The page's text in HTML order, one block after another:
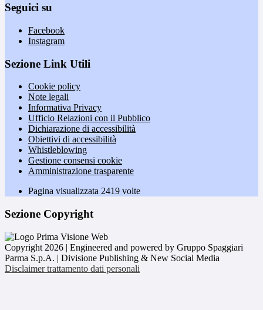
Seguici su
Facebook
Instagram
Sezione Link Utili
Cookie policy
Note legali
Informativa Privacy
Ufficio Relazioni con il Pubblico
Dichiarazione di accessibilità
Obiettivi di accessibilità
Whistleblowing
Gestione consensi cookie
Amministrazione trasparente
Pagina visualizzata 2419 volte
Sezione Copyright
Copyright 2026 | Engineered and powered by Gruppo Spaggiari
Parma S.p.A. | Divisione Publishing & New Social Media
Disclaimer trattamento dati personali